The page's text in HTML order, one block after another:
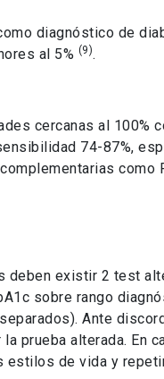
diagnóstico de
al 5% (9).
cercanas al 100%
74-87%,
como
deben existir 2 test
sobre rango
Ante
prueba alterada. En
estilos de vida y